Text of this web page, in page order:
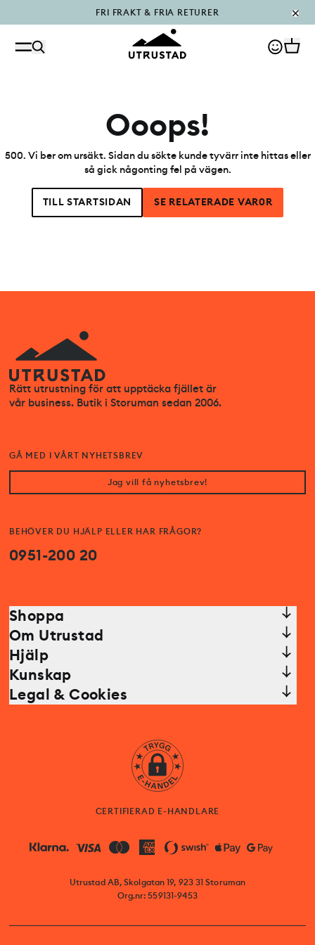
FRI FRAKT & FRIA RETURER
PÅFYLLT I OUTLET
Ooops!
500. Vi ber om ursäkt. Sidan du sökte kunde tyvärr inte hittas eller
så gick någonting fel på vägen.
TILL STARTSIDAN SE RELATERADE VAR0R
Rätt utrustning för att upptäcka fjället är
vår business. Butik i Storuman sedan 2006.
BEHÖVER DU HJÄLP ELLER HAR FRÅGOR?
0951-200 20
GÅ MED I VÅRT NYHETSBREV
Jag vill få nyhetsbrev!
Shoppa
Om Utrustad
Hjälp
Kunskap
Legal & Cookies
CERTIFIERAD E-HANDLARE
Utrustad AB, Skolgatan 19, 923 31 Storuman
Org.nr: 559131-9453